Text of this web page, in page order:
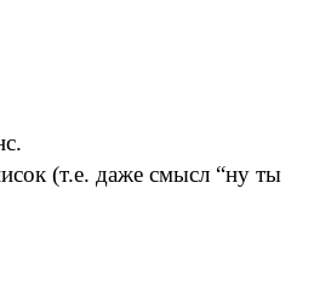
(т.е. даже смысл “ну ты